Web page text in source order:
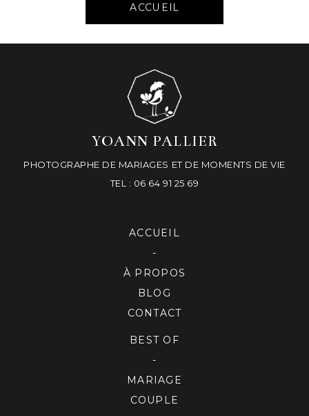
ACCUEIL
YOANN PALLIER
PHOTOGRAPHE DE MARIAGES ET DE MOMENTS DE VIE
TEL : 06 64 91 25 69
ACCUEIL
-
À PROPOS
BLOG
CONTACT
BEST OF
-
MARIAGE
COUPLE